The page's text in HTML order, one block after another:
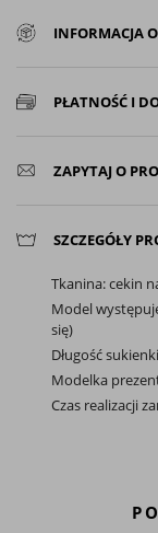
INFORMACJA
PŁATNOŚĆ I
ZAPYTAJ O
SZCZEGÓŁY
Tkanina: cekin
Model
się)
Długość
Modelka
Czas realizacji